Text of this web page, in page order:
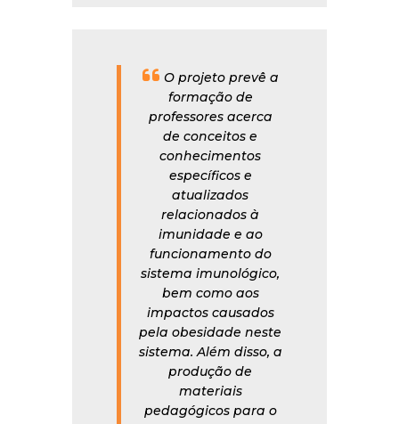
O projeto prevê a
formação de
professores acerca
de conceitos e
conhecimentos
específicos e
atualizados
relacionados à
imunidade e ao
funcionamento do
sistema imunológico,
bem como aos
impactos causados
pela obesidade neste
sistema. Além disso, a
produção de
materiais
pedagógicos para o